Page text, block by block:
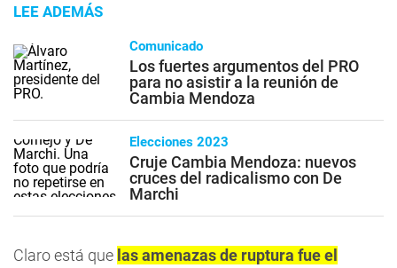
LEE ADEMÁS
Comunicado
Los fuertes argumentos del PRO
para no asistir a la reunión de
Cambia Mendoza
Elecciones 2023
Cruje Cambia Mendoza: nuevos
cruces del radicalismo con De
Marchi
Claro está que las amenazas de ruptura fue el